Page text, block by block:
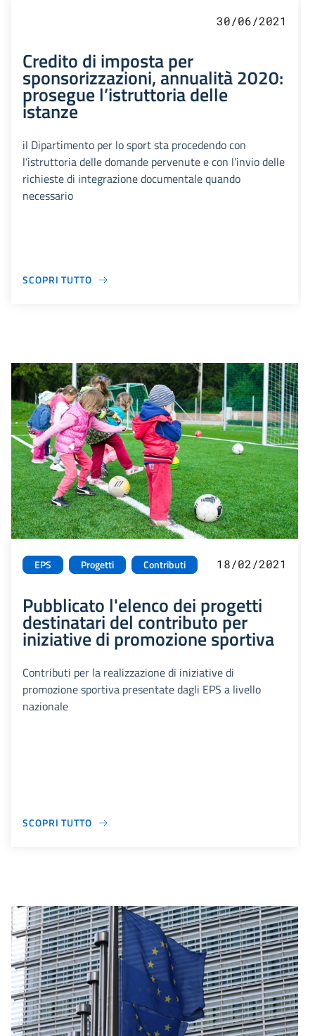
30/06/2021
Credito di imposta per
sponsorizzazioni, annualità 2020:
prosegue l’istruttoria delle
istanze
il Dipartimento per lo sport sta procedendo con
l’istruttoria delle domande pervenute e con l’invio delle
richieste di integrazione documentale quando
necessario
SCOPRI TUTTO
EPS Progetti Contributi 18/02/2021
Pubblicato l'elenco dei progetti
destinatari del contributo per
iniziative di promozione sportiva
Contributi per la realizzazione di iniziative di
promozione sportiva presentate dagli EPS a livello
nazionale
SCOPRI TUTTO